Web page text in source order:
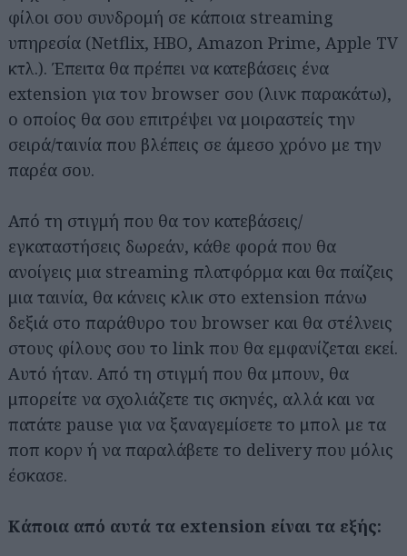
φίλοι σου συνδρομή σε κάποια streaming
υπηρεσία (Netflix, HBO, Amazon Prime, Apple TV
κτλ.). Έπειτα θα πρέπει να κατεβάσεις ένα
extension για τον browser σου (λινκ παρακάτω),
ο οποίος θα σου επιτρέψει να μοιραστείς την
σειρά/ταινία που βλέπεις σε άμεσο χρόνο με την
παρέα σου.
Από τη στιγμή που θα τον κατεβάσεις/
εγκαταστήσεις δωρεάν, κάθε φορά που θα
ανοίγεις μια streaming πλατφόρμα και θα παίζεις
μια ταινία, θα κάνεις κλικ στο extension πάνω
δεξιά στο παράθυρο του browser και θα στέλνεις
στους φίλους σου το link που θα εμφανίζεται εκεί.
Αυτό ήταν. Από τη στιγμή που θα μπουν, θα
μπορείτε να σχολιάζετε τις σκηνές, αλλά και να
πατάτε pause για να ξαναγεμίσετε το μπολ με τα
ποπ κορν ή να παραλάβετε το delivery που μόλις
έσκασε.
Κάποια από αυτά τα extension είναι τα εξής: